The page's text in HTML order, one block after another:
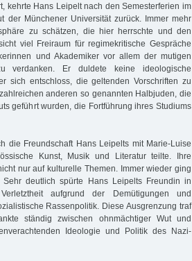
kehrte Hans Leipelt nach den Semesterferien im
der Münchener Universität zurück. Immer mehr
zu schätzen, die hier herrschte und den
viel Freiraum für regimekritische Gespräche
und Akademiker vor allem der mutigen
verdanken. Er duldete keine ideologische
sich entschloss, die geltenden Vorschriften zu
anderen so genannten Halbjuden, die
geführt wurden, die Fortführung ihres Studiums
die Freundschaft Hans Leipelts mit Marie-Luise
Kunst, Musik und Literatur teilte. Ihre
nur auf kulturelle Themen. Immer wieder ging
deutlich spürte Hans Leipelts Freundin in
aufgrund der Demütigungen und
Rassenpolitik. Diese Ausgrenzung traf
ständig zwischen ohnmächtiger Wut und
Ideologie und Politik des Nazi-